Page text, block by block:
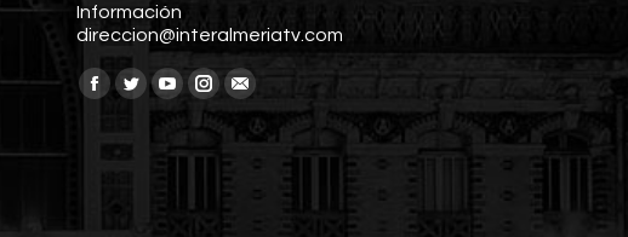
Información
direccion@interalmeriatv.com
Encuéntranos en:
Facebook
TwitterYouTube
Instagram
Mail